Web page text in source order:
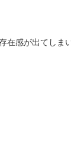
感が出てしま